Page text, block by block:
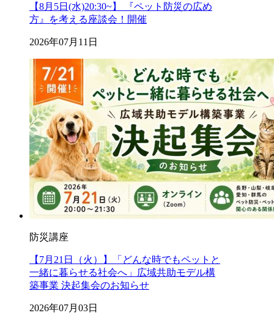
【8月5日(水)20:30~】 『ペット防災の広め
方』を考える座談会！開催
2026年07月11日
防災講座
【7月21日（火）】「どんな時でもペットと
一緒に暮らせる社会へ」広域共助モデル構
築事業 決起集会のお知らせ
2026年07月03日